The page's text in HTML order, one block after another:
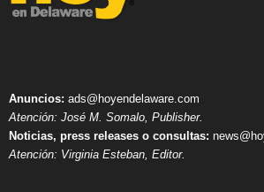
Anuncios: ads@hoyendelaware.com
Atención: José M. Somalo, Publisher.
Noticias, press releases o consultas:
Atención: Virginia Esteban, Editor.